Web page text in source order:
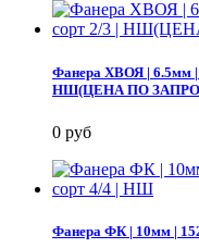
Фанера ХВОЯ | 6.5мм |
НШ(ЦЕНА ПО
0 руб
Фанера ФК | 10мм |